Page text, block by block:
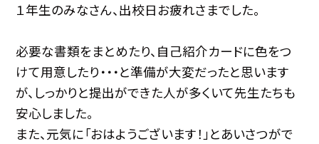
１年生のみなさん、出校日お疲れさまでした。
必要な書類をまとめたり、自己紹介カードに色をつ
けて用意したり・・・と準備が大変だったと思います
が、しっかりと提出ができた人が多くいて先生たちも
安心しました。
また、元気に「おはようございます！」とあいさつがで